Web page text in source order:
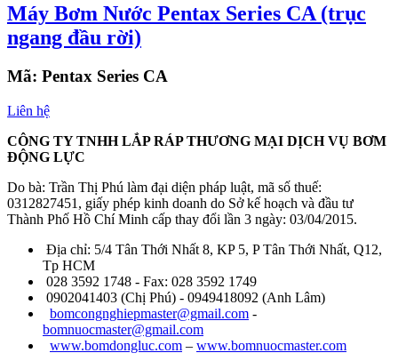
Máy Bơm Nước Pentax Series CA (trục
ngang đầu rời)
Mã: Pentax Series CA
Liên hệ
CÔNG TY TNHH LẮP RÁP THƯƠNG MẠI DỊCH VỤ BƠM
ĐỘNG LỰC
Do bà: Trần Thị Phú làm đại diện pháp luật, mã số thuế:
0312827451, giấy phép kinh doanh do Sở kế hoạch và đầu tư
Thành Phố Hồ Chí Minh cấp thay đổi lần 3 ngày: 03/04/2015.
Địa chỉ: 5/4 Tân Thới Nhất 8, KP 5, P Tân Thới Nhất, Q12,
Tp HCM
028 3592 1748 - Fax: 028 3592 1749
0902041403 (Chị Phú) - 0949418092 (Anh Lâm)
bomcongnghiepmaster@gmail.com -
bomnuocmaster@gmail.com
www.bomdongluc.com – www.bomnuocmaster.com